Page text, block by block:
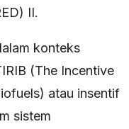
II.
konteks
(The Incentive
atau insentif
sistem